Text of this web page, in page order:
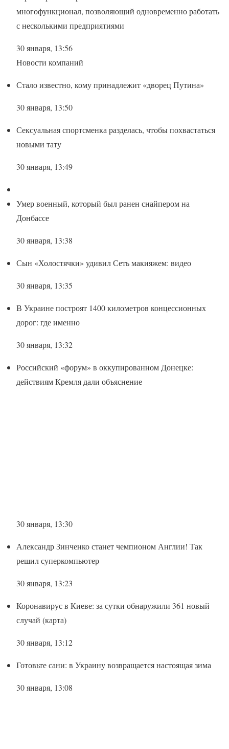
многофункционал, позволяющий одновременно работать
с несколькими предприятиями
30 января, 13:56
Новости компаний
Стало известно, кому принадлежит «дворец Путина»
30 января, 13:50
Сексуальная спортсменка разделась, чтобы похвастаться
новыми тату
30 января, 13:49
Умер военный, который был ранен снайпером на
Донбассе
30 января, 13:38
Сын «Холостячки» удивил Сеть макияжем: видео
30 января, 13:35
В Украине построят 1400 километров концессионных
дорог: где именно
30 января, 13:32
Российский «форум» в оккупированном Донецке:
действиям Кремля дали объяснение
30 января, 13:30
Александр Зинченко станет чемпионом Англии! Так
решил суперкомпьютер
30 января, 13:23
Коронавирус в Киеве: за сутки обнаружили 361 новый
случай (карта)
30 января, 13:12
Готовьте сани: в Украину возвращается настоящая зима
30 января, 13:08